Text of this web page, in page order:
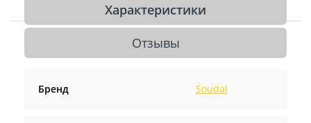
Характеристики
Отзывы
Бренд Soudal